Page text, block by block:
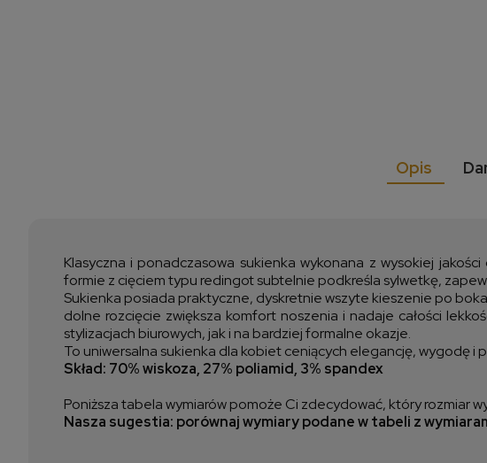
Opis
Klasyczna i ponadczasowa sukienka wykonana z wysokiej
formie z cięciem typu redingot subtelnie podkreśla sylwetkę,
Sukienka posiada praktyczne, dyskretnie wszyte kieszenie po
dolne rozcięcie zwiększa komfort noszenia i nadaje całości
stylizacjach biurowych, jak i na bardziej formalne okazje.
To uniwersalna sukienka dla kobiet ceniących elegancję, wygodę i
Skład: 70% wiskoza, 27% poliamid, 3% spandex
Poniższa tabela wymiarów pomoże Ci zdecydować, który rozmiar
Nasza sugestia: porównaj wymiary podane w tabeli z